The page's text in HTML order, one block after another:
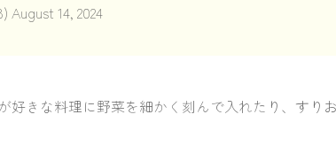
August 14, 2024
好きな料理に野菜を細かく刻んで入れたり、すり